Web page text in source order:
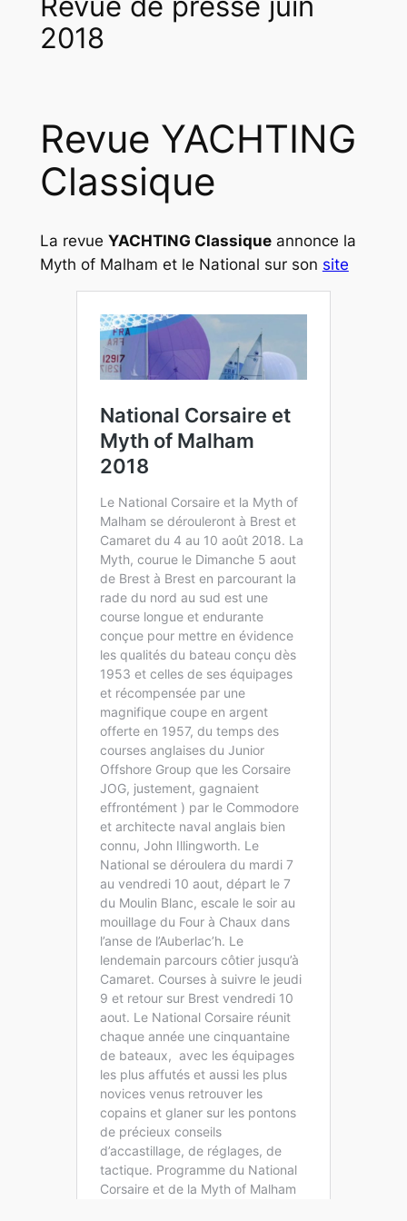
2018
Revue YACHTING
Classique
La revue YACHTING Classiqueannonce la
Myth of Malham et le National sur son site